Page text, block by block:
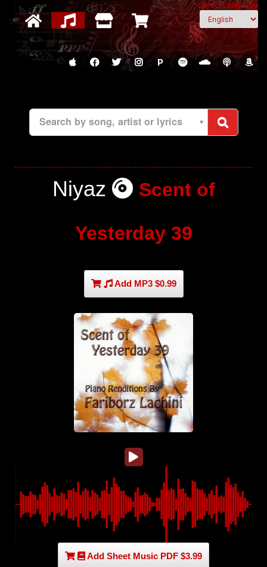
Select Language
P
Search by song, artist or lyrics
Niyaz Scent of
Yesterday 39
Add MP3 $0.99
Add Sheet Music PDF $3.99